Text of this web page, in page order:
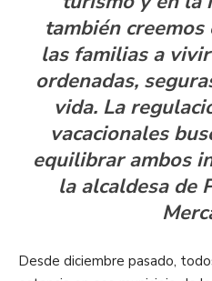
también
las familias a
ordenadas,
vida. La
vacacionales
equilibrar ambos
la alcaldesa de
Desde diciembre pasado,